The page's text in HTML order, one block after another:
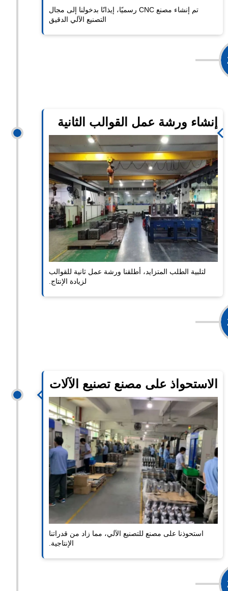
تم إنشاء مصنع CNC رسميًا، إيذانًا بدخولنا إلى مجال
التصنيع الآلي الدقيق
إنشاء ورشة عمل القوالب الثانية
لتلبية الطلب المتزايد، أطلقنا ورشة عمل ثانية للقوالب
لزيادة الإنتاج.
الاستحواذ على مصنع تصنيع الآلات
استحوذنا على مصنع للتصنيع الآلي، مما زاد من قدراتنا
الإنتاجية.